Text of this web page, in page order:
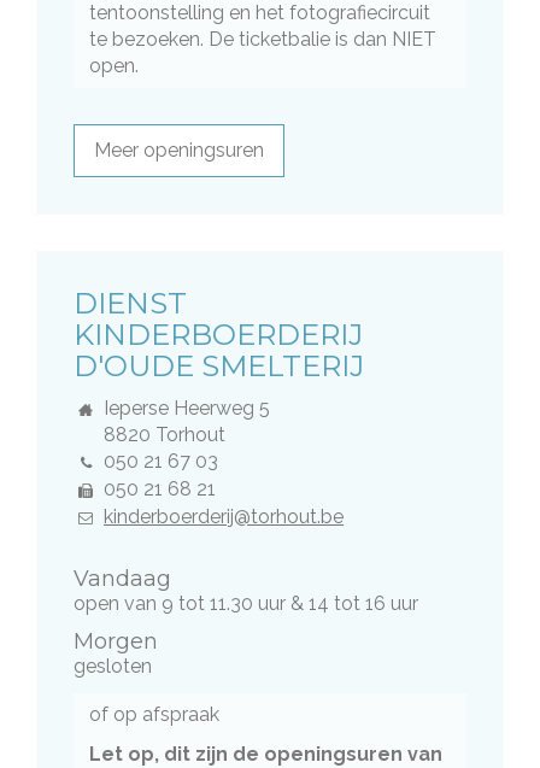
tentoonstelling en het fotografiecircuit
te bezoeken. De ticketbalie is dan NIET
open.
Meer openingsuren
DIENST
DIENST
KINDERBOERDERIJ
D'OUDE SMELTERIJ
AdresIeperse Heerweg 5
,8820 Torhout
Tel. 050 21 67 03
Fax 050 21 68 21
E- kinderboerderij@torhout.be
Vandaag
open van 9 tot 11.30 uur & 14 tot 16 uur
Morgen
gesloten
of op afspraak
Let op, dit zijn de openingsuren van